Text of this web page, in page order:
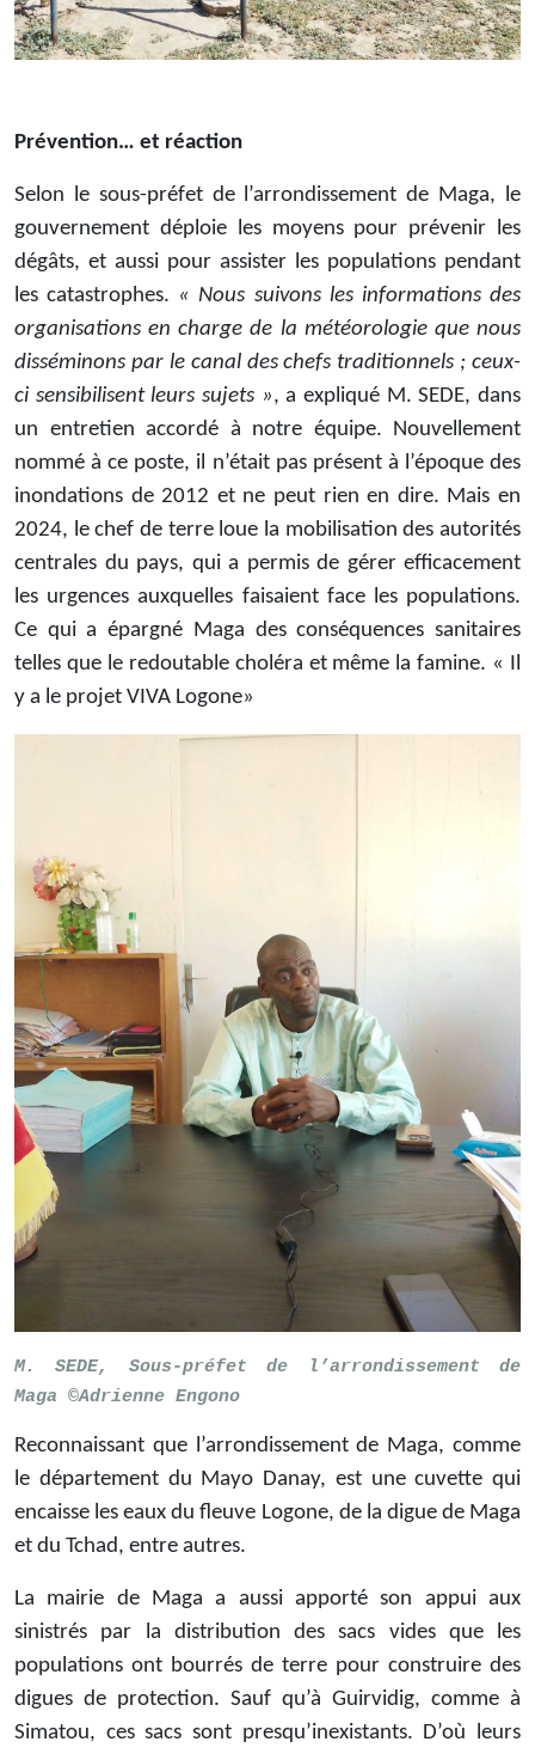
Prévention… et réaction
Selon le sous-préfet de l’arrondissement de Maga, le
gouvernement déploie les moyens pour prévenir les
dégâts, et aussi pour assister les populations pendant
les catastrophes. « Nous suivons les informations des
organisations en charge de la météorologie que nous
disséminons par le canal des chefs traditionnels ; ceux-
ci sensibilisent leurs sujets », a expliqué M. SEDE, dans
un entretien accordé à notre équipe. Nouvellement
nommé à ce poste, il n’était pas présent à l’époque des
inondations de 2012 et ne peut rien en dire. Mais en
2024, le chef de terre loue la mobilisation des autorités
centrales du pays, qui a permis de gérer efficacement
les urgences auxquelles faisaient face les populations.
Ce qui a épargné Maga des conséquences sanitaires
telles que le redoutable choléra et même la famine. « Il
y a le projet VIVA Logone»
M. SEDE, Sous-préfet de l’arrondissement de
Maga ©Adrienne Engono
Reconnaissant que l’arrondissement de Maga, comme
le département du Mayo Danay, est une cuvette qui
encaisse les eaux du fleuve Logone, de la digue de Maga
et du Tchad, entre autres.
La mairie de Maga a aussi apporté son appui aux
sinistrés par la distribution des sacs vides que les
populations ont bourrés de terre pour construire des
digues de protection. Sauf qu’à Guirvidig, comme à
Simatou, ces sacs sont presqu’inexistants. D’où leurs